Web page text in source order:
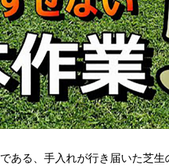
ある、手入れが行き届いた芝